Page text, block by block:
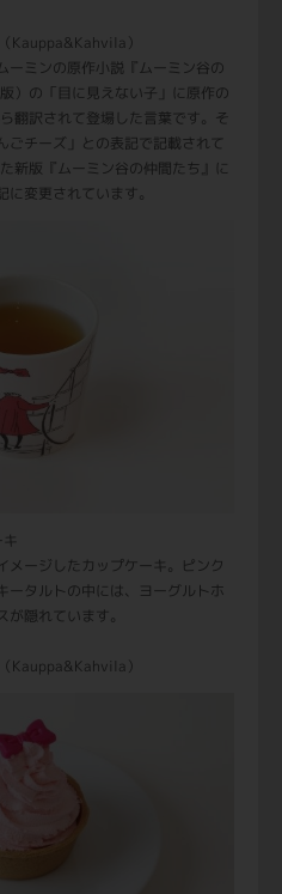
Kauppa&Kahvila）
ミンの原作小説『ムーミン谷の
）の「目に見えない子」に原作の
翻訳されて登場した言葉です。そ
チーズ」との表記で記載されて
新版『ムーミン谷の仲間たち』に
変更されています。
メージしたカップケーキ。ピンク
ータルトの中には、ヨーグルトホ
隠れています。
Kauppa&Kahvila）